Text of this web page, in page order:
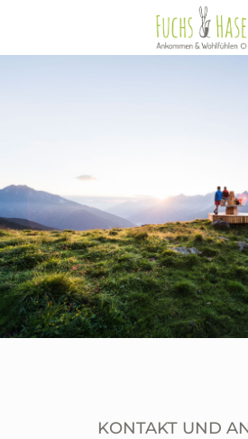
KONTAKT UND